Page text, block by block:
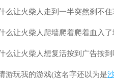
么让火柴人走到一半突然刹不住
么让火柴人爬墙爬着爬着血入了
么让火柴人想复活按到广告按到
游玩我的游戏(这名字还以为是